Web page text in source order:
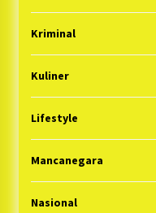
Kriminal
Kuliner
Lifestyle
Mancanegara
Nasional